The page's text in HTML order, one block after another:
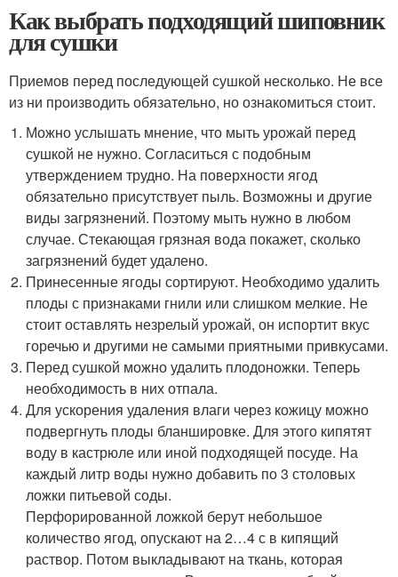
Как выбрать подходящий шиповник
для сушки
Приемов перед последующей сушкой несколько. Не все
из ни производить обязательно, но ознакомиться стоит.
Можно услышать мнение, что мыть урожай перед
сушкой не нужно. Согласиться с подобным
утверждением трудно. На поверхности ягод
обязательно присутствует пыль. Возможны и другие
виды загрязнений. Поэтому мыть нужно в любом
случае. Стекающая грязная вода покажет, сколько
загрязнений будет удалено.
Принесенные ягоды сортируют. Необходимо удалить
плоды с признаками гнили или слишком мелкие. Не
стоит оставлять незрелый урожай, он испортит вкус
горечью и другими не самыми приятными привкусами.
Перед сушкой можно удалить плодоножки. Теперь
необходимость в них отпала.
Для ускорения удаления влаги через кожицу можно
подвергнуть плоды бланшировке. Для этого кипятят
воду в кастрюле или иной подходящей посуде. На
каждый литр воды нужно добавить по 3 столовых
ложки питьевой соды.
Перфорированной ложкой берут небольшое
количество ягод, опускают на 2…4 с в кипящий
раствор. Потом выкладывают на ткань, которая